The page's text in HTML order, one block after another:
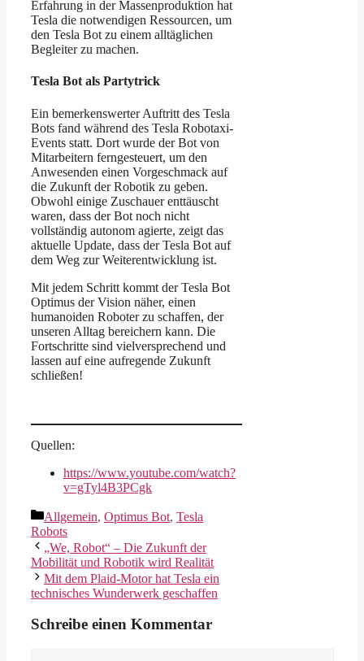
Erfahrung in der Massenproduktion hat
Tesla die notwendigen Ressourcen, um
den Tesla Bot zu einem alltäglichen
Begleiter zu machen.
Tesla Bot als Partytrick
Ein bemerkenswerter Auftritt des Tesla
Bots fand während des Tesla Robotaxi-
Events statt. Dort wurde der Bot von
Mitarbeitern ferngesteuert, um den
Anwesenden einen Vorgeschmack auf
die Zukunft der Robotik zu geben.
Obwohl einige Zuschauer enttäuscht
waren, dass der Bot noch nicht
vollständig autonom agierte, zeigt das
aktuelle Update, dass der Tesla Bot auf
dem Weg zur Weiterentwicklung ist.
Mit jedem Schritt kommt der Tesla Bot
Optimus der Vision näher, einen
humanoiden Roboter zu schaffen, der
unseren Alltag bereichern kann. Die
Fortschritte sind vielversprechend und
lassen auf eine aufregende Zukunft
schließen!
Quellen:
https://www.youtube.com/watch?
v=gTyl4B3PCgk
Kategorien
Allgemein, Optimus Bot, Tesla
Robots
„We, Robot“ – Die Zukunft der
Mobilität und Robotik wird Realität
Mit dem Plaid-Motor hat Tesla ein
technisches Wunderwerk geschaffen
Schreibe einen Kommentar